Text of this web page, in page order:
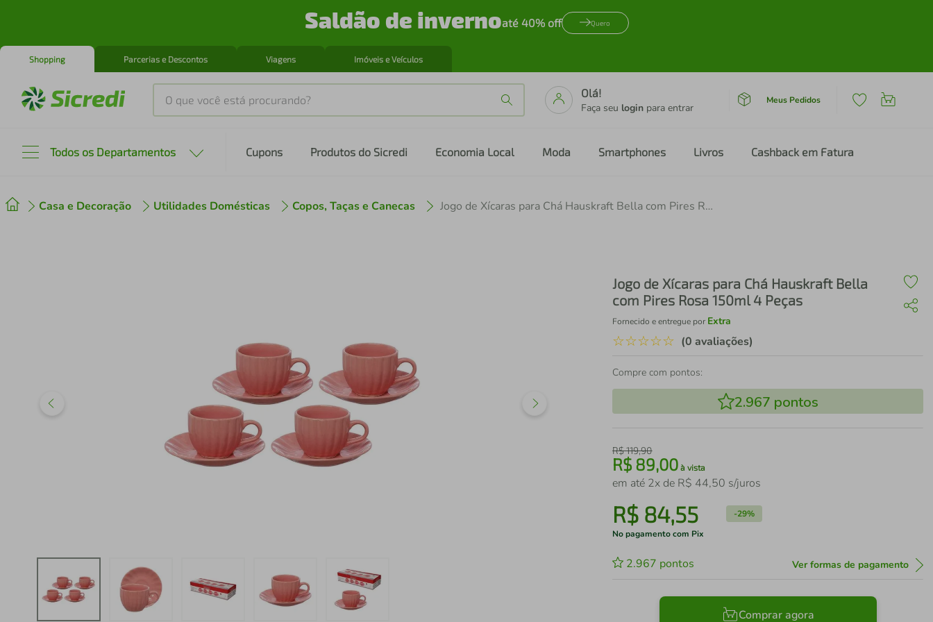
Saldão de invernoaté 40% off Quero
Shopping Parcerias e Descontos Viagens Imóveis e Veículos
O que você está procurando?
Olá!
Faça seu login para entrar
Meus Pedidos
Todos os Departamentos Cupons Produtos do Sicredi Economia Local Moda Smartphones Livros Cashback em Fatura
Casa e Decoração Utilidades Domésticas Copos, Taças e Canecas Jogo de Xícaras para Chá Hauskraft Bella com Pires Rosa 150ml 4 Peças
Jogo de Xícaras para Chá Hauskraft Bella
com Pires Rosa 150ml 4 Peças
Fornecido e entregue por Extra
☆☆☆☆☆ (0 avaliações)
Compre com pontos:
2.967 pontos
R$119,90
R$89,00 à vista
em até 2x de R$ 44,50 s/juros
R$ 84,55 -29%
No pagamento com Pix
2.967 pontos Ver formas de pagamento
Comprar agora
º cafeteira